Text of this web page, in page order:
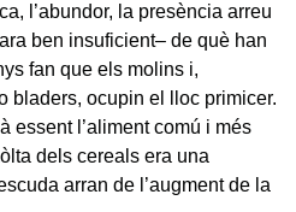
l’abundor, la presència arreu
ben insuficient– de què han
fan que els molins i,
bladers, ocupin el lloc primicer.
essent l’aliment comú i més
dels cereals era una
arran de l’augment de la